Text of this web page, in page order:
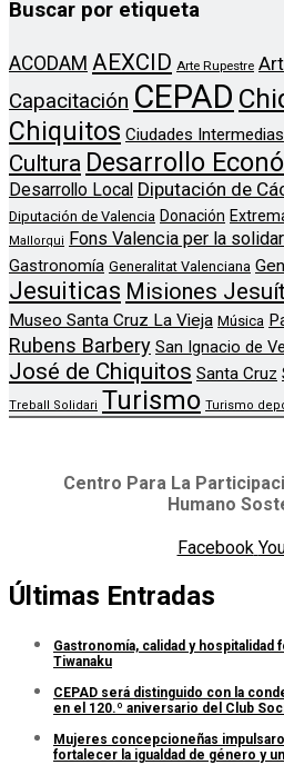
Buscar por etiqueta
ACODAM AEXCID Arte Rupestre
Capacitación CEPAD
Chiquitos Ciudades Intermedias
Cultura Desarrollo
Desarrollo Local Diputación de
Diputación de Valencia Donación
Mallorqui
Fons Valencia per la
Gastronomía Generalitat Valenciana
Jesuiticas Misiones
Museo Santa Cruz La Vieja Música
Rubens Barbery San Ignacio de
José de Chiquitos Santa Cruz
Treball Solidari Turismo Turismo
Centro Para La
Humano
Facebook
Últimas Entradas
Gastronomía, calidad y
Tiwanaku
CEPAD será distinguido con la
en el 120.º aniversario del Club
Mujeres concepcioneñas
fortalecer la igualdad de género y